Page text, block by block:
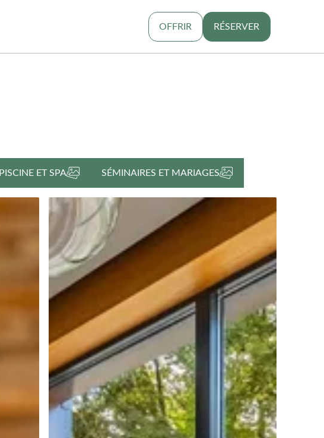
OFFRIR RÉSERVER
PISCINE ET SPA SÉMINAIRES ET MARIAGES